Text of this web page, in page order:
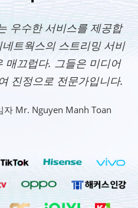
우수한 서비스를 제공합
트웍스의 스트리밍 서비
매끄럽다. 그들은 미디어
진정으로 전문가입니다.
자 Mr. Nguyen Manh Toan